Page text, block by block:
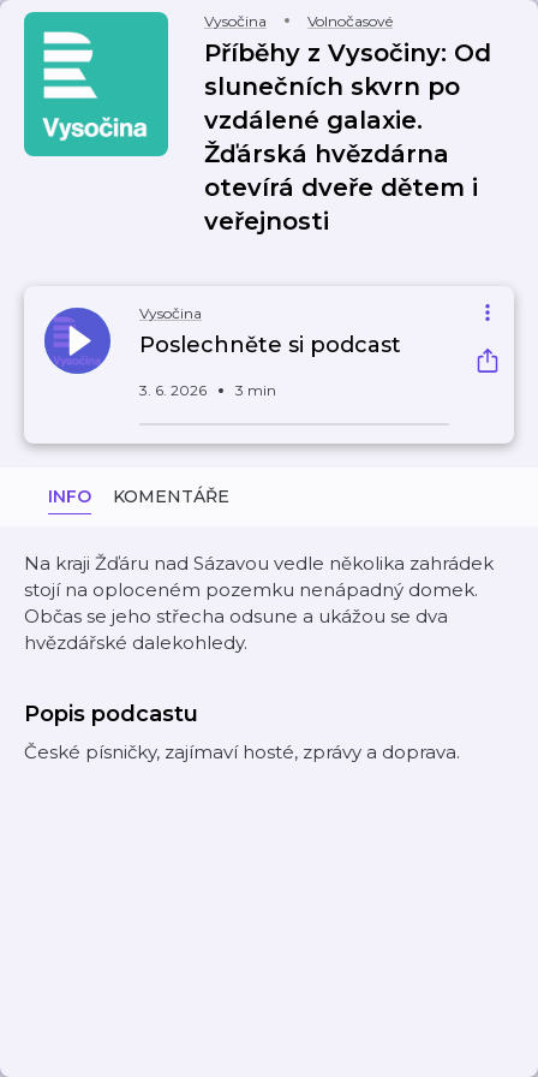
Vysočina Volnočasové
Příběhy z Vysočiny: Od
slunečních skvrn po
vzdálené galaxie.
Žďárská hvězdárna
otevírá dveře dětem i
veřejnosti
Vysočina
Poslechněte si podcast
3. 6. 2026 3 min
INFO KOMENTÁŘE
Na kraji Žďáru nad Sázavou vedle několika zahrádek
stojí na oploceném pozemku nenápadný domek.
Občas se jeho střecha odsune a ukážou se dva
hvězdářské dalekohledy.
Popis podcastu
České písničky, zajímaví hosté, zprávy a doprava.